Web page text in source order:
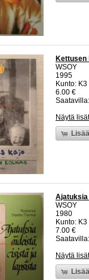
Kettusen
WSOY
1995
Kunto:
6.00 €
Näytä
WSOY
1980
Kunto:
7.00 €
Näytä